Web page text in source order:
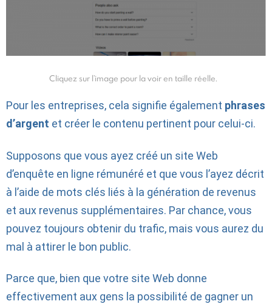
Cliquez sur l’image pour la voir en taille réelle.
Pour les entreprises, cela signifie également phrases
d’argent et créer le contenu pertinent pour celui-ci.
Supposons que vous ayez créé un site Web
d’enquête en ligne rémunéré et que vous l’ayez décrit
à l’aide de mots clés liés à la génération de revenus
et aux revenus supplémentaires. Par chance, vous
pouvez toujours obtenir du trafic, mais vous aurez du
mal à attirer le bon public.
Parce que, bien que votre site Web donne
effectivement aux gens la possibilité de gagner un